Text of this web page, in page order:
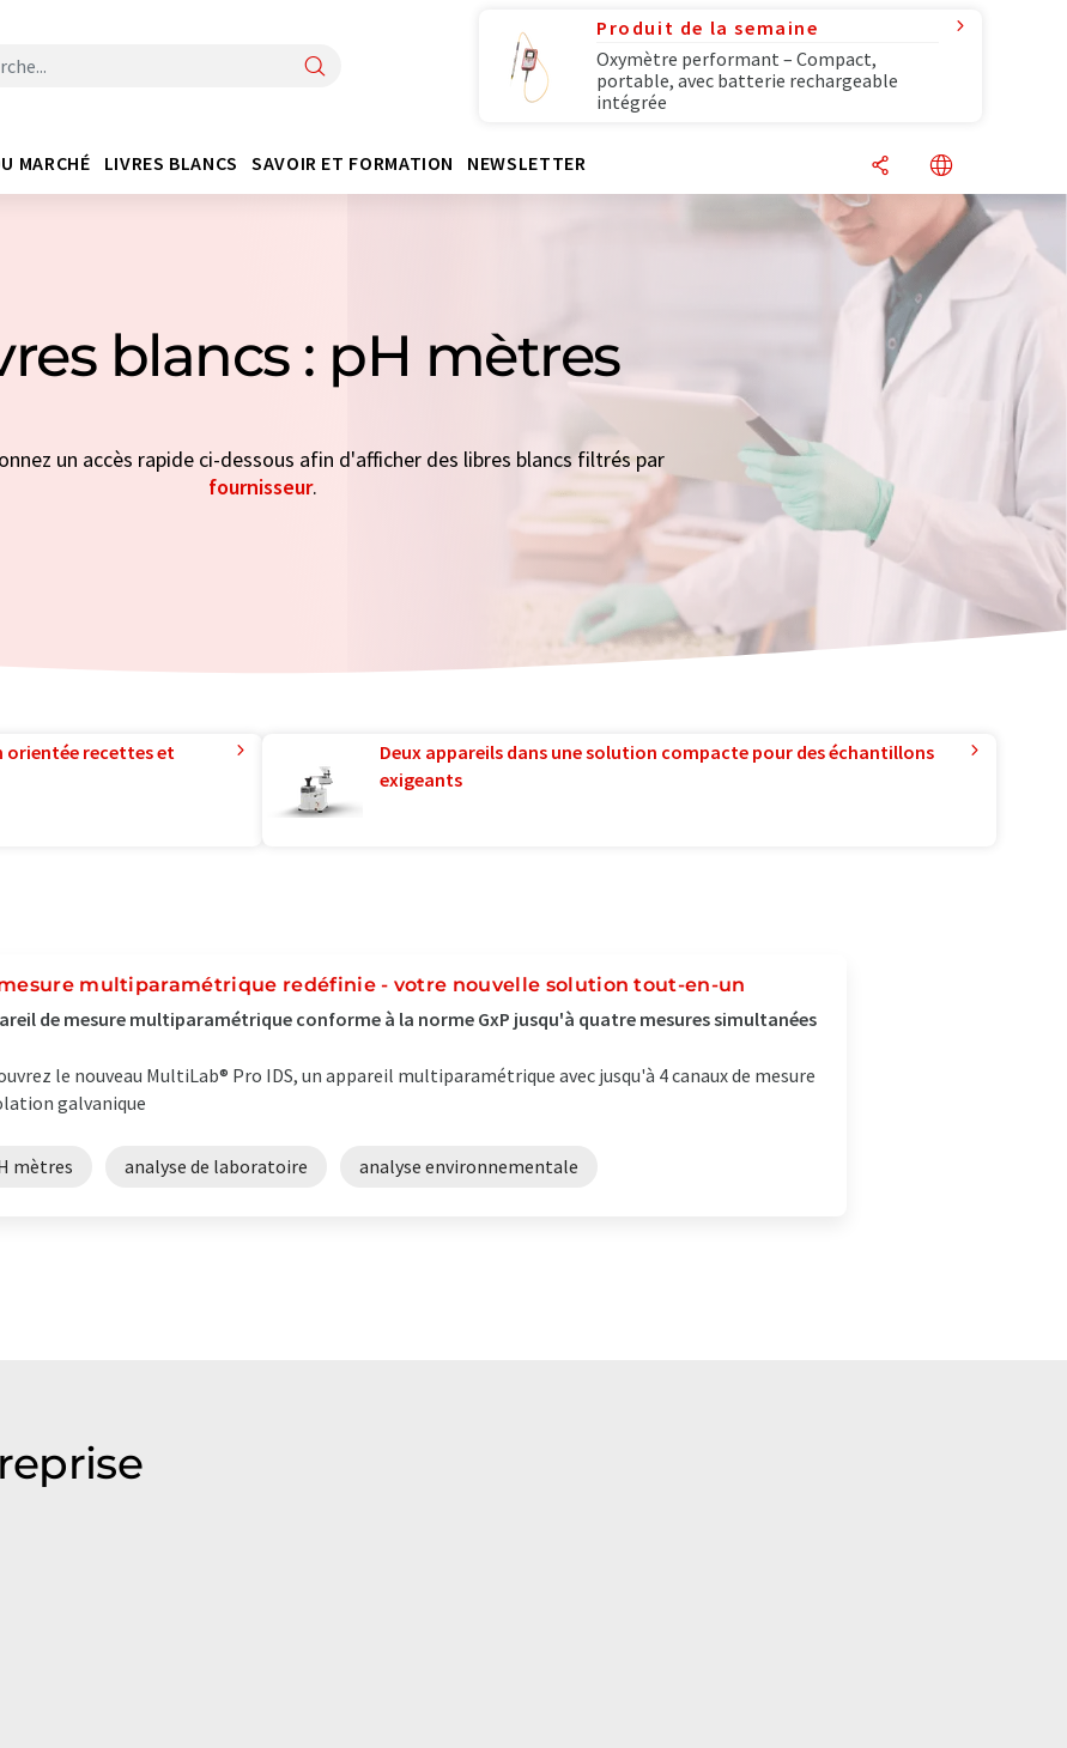
Produit de la semaine
Oxymètre performant – Compact,
portable, avec batterie rechargeable
intégrée
MARCHÉ LIVRES BLANCS SAVOIR ET FORMATION NEWSLETTER
blancs : pH mètres
un accès rapide ci-dessous afin d'afficher des libres blancs filtrés par
fournisseur.
orientée recettes et
Deux appareils dans une solution compacte pour des échantillons
exigeants
multiparamétrique redéfinie - votre nouvelle solution tout-en-un
de mesure multiparamétrique conforme à la norme GxP jusqu'à quatre mesures simultanées
le nouveau MultiLab® Pro IDS, un appareil multiparamétrique avec jusqu'à 4 canaux de mesure
galvanique
mètres analyse de laboratoire analyse environnementale